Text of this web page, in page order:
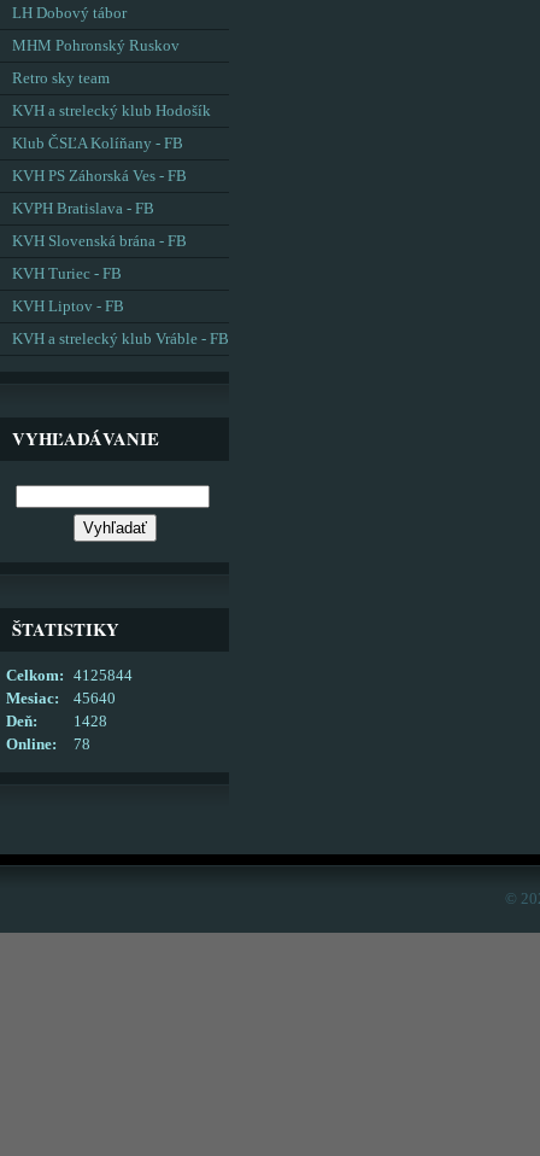
LH Dobový tábor
MHM Pohronský Ruskov
Retro sky team
KVH a strelecký klub Hodošík
Klub ČSĽA Kolíňany - FB
KVH PS Záhorská Ves - FB
KVPH Bratislava - FB
KVH Slovenská brána - FB
KVH Turiec - FB
KVH Liptov - FB
KVH a strelecký klub Vráble - FB
VYHĽADÁVANIE
ŠTATISTIKY
Online: 78
Celkom:
4125844
Mesiac:
45640
Deň:
1428
©